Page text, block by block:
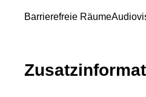
Barrierefreie Räume